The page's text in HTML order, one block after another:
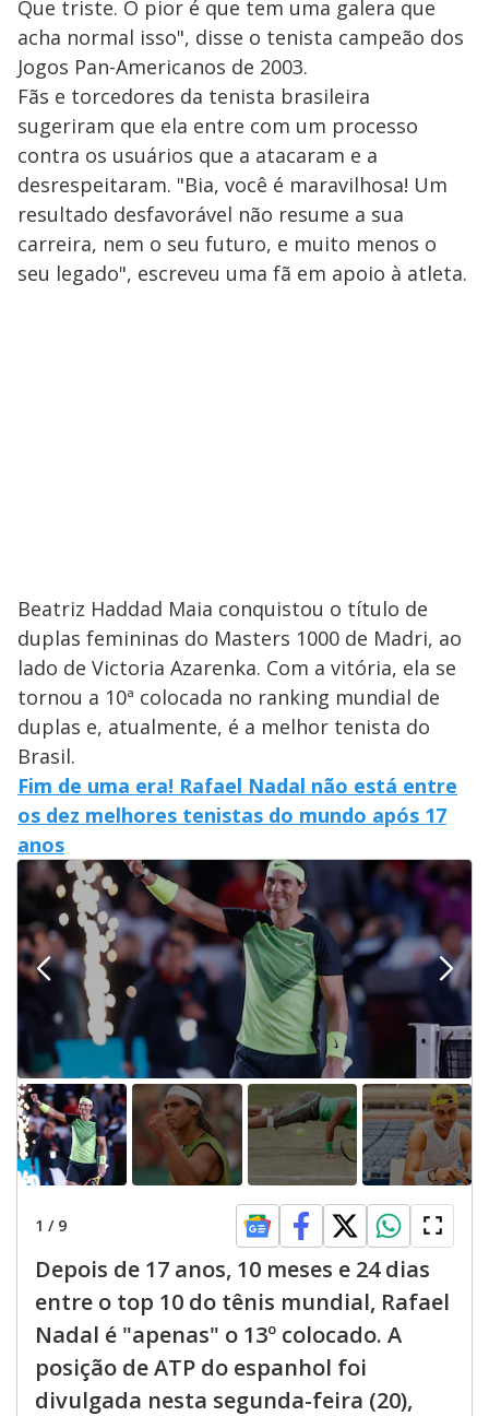
Que triste. O pior é que tem uma galera que
acha normal isso", disse o tenista campeão dos
Jogos Pan-Americanos de 2003.
Fãs e torcedores da tenista brasileira
sugeriram que ela entre com um processo
contra os usuários que a atacaram e a
desrespeitaram. "Bia, você é maravilhosa! Um
resultado desfavorável não resume a sua
carreira, nem o seu futuro, e muito menos o
seu legado", escreveu uma fã em apoio à atleta.
Beatriz Haddad Maia conquistou o título de
duplas femininas do Masters 1000 de Madri, ao
lado de Victoria Azarenka. Com a vitória, ela se
tornou a 10ª colocada no ranking mundial de
duplas e, atualmente, é a melhor tenista do
Brasil.
Fim de uma era! Rafael Nadal não está entre
os dez melhores tenistas do mundo após 17
anos
1 / 9
Depois de 17 anos, 10 meses e 24 dias
entre o top 10 do tênis mundial, Rafael
Nadal é "apenas" o 13º colocado. A
posição de ATP do espanhol foi
divulgada nesta segunda-feira (20),